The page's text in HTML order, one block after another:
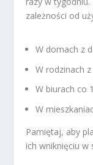
zależności od
W domach z
W rodzinach
W biurach co
W
Pamiętaj, aby
ich wniknięciu w